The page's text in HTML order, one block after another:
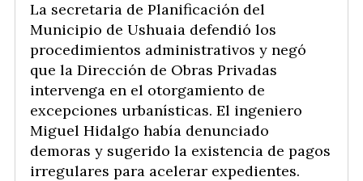
La secretaria de Planificación del
Municipio de Ushuaia defendió los
procedimientos administrativos y negó
que la Dirección de Obras Privadas
intervenga en el otorgamiento de
excepciones urbanísticas. El ingeniero
Miguel Hidalgo había denunciado
demoras y sugerido la existencia de pagos
irregulares para acelerar expedientes.